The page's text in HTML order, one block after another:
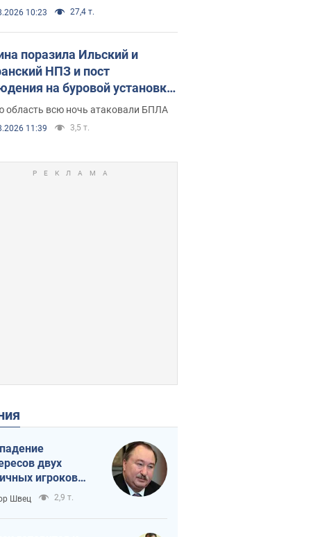
10:23 27,4 т.
поразила Ильский и
НПЗ и пост
на буровой установке
Генштаб раскрыл детали.
видео
область всю ночь атаковали БПЛА
11:39 3,5 т.
двух
игроков
тайный план
и Путина?
Швец 2,9 т.